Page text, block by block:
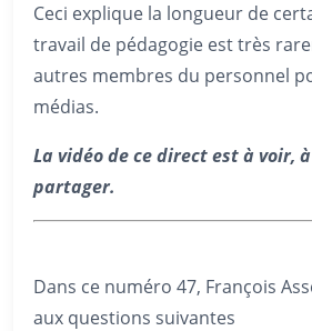
Ceci explique la longueur de
travail de pédagogie est très
autres membres du personnel
médias.
La vidéo de ce direct est à voir,
partager.
Dans ce numéro 47, François
aux questions suivantes